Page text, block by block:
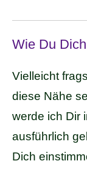
Wie Du
Vielleicht
diese Nähe
werde ich Dir
ausführlich
Dich